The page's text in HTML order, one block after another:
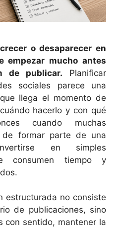
o desaparecer en
empezar mucho antes
de publicar. Planificar
sociales parece una
llega el momento de
hacerlo y con qué
cuando muchas
de formar parte de una
en simples
consumen tiempo y
estructurada no consiste
de publicaciones, sino
con sentido, mantener la